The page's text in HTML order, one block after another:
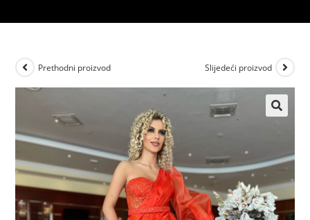
Prethodni proizvod Slijedeći proizvod